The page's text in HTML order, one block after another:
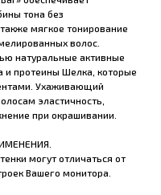
тона без
мягкое тонирование
волос.
натуральные активные
и протеины Шелка, которые
Ухаживающий
эластичность,
при окрашивании.
могут отличаться от
Вашего монитора.